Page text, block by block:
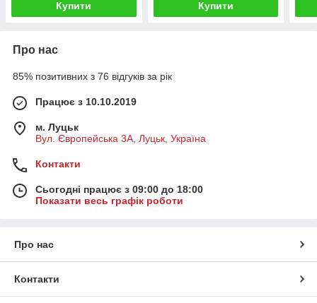
Купити Купити
Про нас
85% позитивних з 76 відгуків за рік
Працює з 10.10.2019
м. Луцьк
Вул. Європейська 3А, Луцьк, Україна
Контакти
Сьогодні працює з 09:00 до 18:00
Показати весь графік роботи
Про нас
Контакти